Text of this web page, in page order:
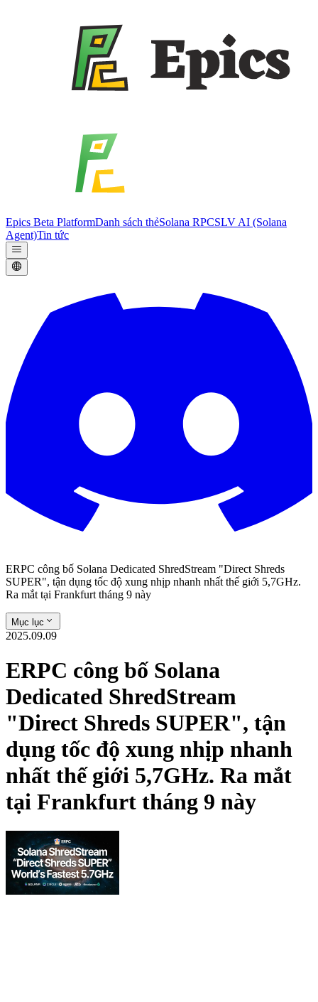
Epics Beta PlatformDanh sách thẻSolana RPCSLV AI (Solana
Agent)Tin tức
ERPC công bố Solana Dedicated ShredStream "Direct Shreds
SUPER", tận dụng tốc độ xung nhịp nhanh nhất thế giới 5,7GHz.
Ra mắt tại Frankfurt tháng 9 này
Mục lục
2025.09.09
ERPC công bố Solana
Dedicated ShredStream
"Direct Shreds SUPER", tận
dụng tốc độ xung nhịp nhanh
nhất thế giới 5,7GHz. Ra mắt
tại Frankfurt tháng 9 này